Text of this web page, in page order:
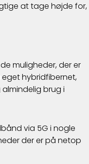
at tage højde for,
muligheder, der er
hybridfibernet,
brug i
via 5G i nogle
der er på netop